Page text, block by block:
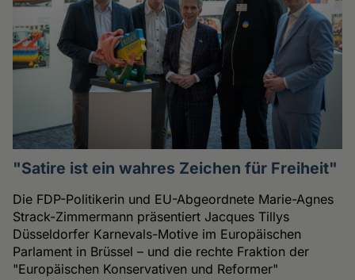
"Satire ist ein wahres Zeichen für Freiheit"
Die FDP-Politikerin und EU-Abgeordnete Marie-Agnes
Strack-Zimmermann präsentiert Jacques Tillys
Düsseldorfer Karnevals-Motive im Europäischen
Parlament in Brüssel – und die rechte Fraktion der
"Europäischen Konservativen und Reformer"